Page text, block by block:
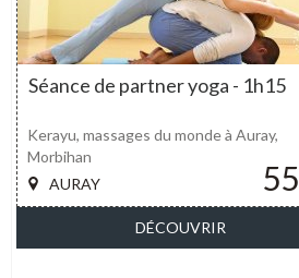
Séance de partner yoga - 1h15
55
AURAY
Kerayu, massages du monde à Auray,
Morbihan
DÉCOUVRIR